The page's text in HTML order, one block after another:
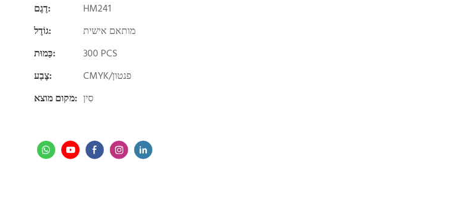
דֶגֶם:
HM241
גוֹדֶל:
מותאם אישית
כַּמוּת:
300 PCS
צֶבַע:
CMYK/פנטון
מקום מוצא: סִין